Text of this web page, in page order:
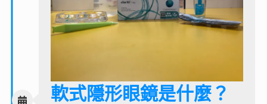
軟式隱形眼鏡是什麼？